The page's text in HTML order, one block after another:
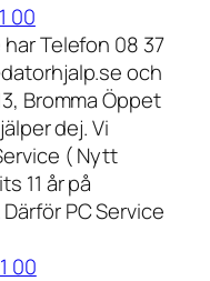
00
har Telefon 08 37
och
Bromma Öppet
dej. Vi
( Nytt
11 år på
PC Service
00